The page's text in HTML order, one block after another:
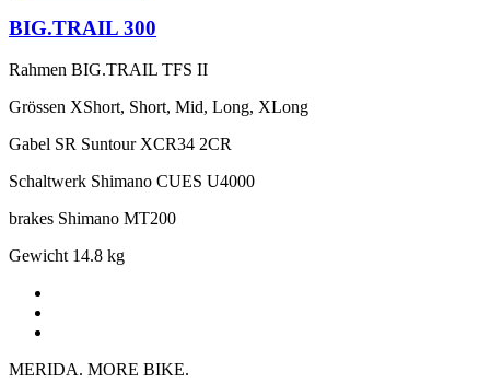
BIG.TRAIL 300
Rahmen BIG.TRAIL TFS II
Grössen XShort, Short, Mid, Long, XLong
Gabel SR Suntour XCR34 2CR
Schaltwerk Shimano CUES U4000
brakes Shimano MT200
Gewicht 14.8 kg
MERIDA. MORE BIKE.